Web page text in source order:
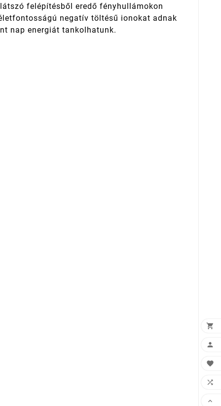
felépítésből eredő fényhullámokon
negatív töltésű ionokat adnak
nap energiát tankolhatunk.




